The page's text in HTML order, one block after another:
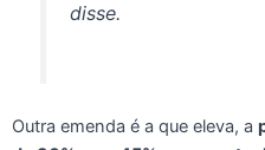
disse.
Outra emenda é a que eleva, a